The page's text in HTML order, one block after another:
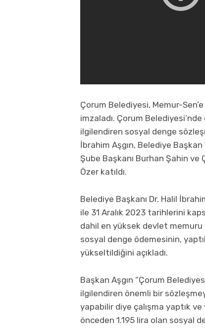
Çorum Belediyesi, Memur-
imzaladı. Çorum
ilgilendiren sosyal denge
İbrahim Aşgın, Belediye
Şube Başkanı Burhan Şahin ve
Özer katıldı.
Belediye Başkanı Dr. Halil
ile 31 Aralık 2023 tarihlerini
dahil en yüksek devlet memuru
sosyal denge ödemesinin,
yükseltildiğini açıkladı.
Başkan Aşgın “Çorum
ilgilendiren önemli bir
yapabilir diye çalışma yaptık
önceden 1.195 lira olan sosyal